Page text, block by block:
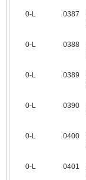
0‑L 0387
0‑L 0388
0‑L 0389
0‑L 0390
0‑L 0400
0‑L 0401